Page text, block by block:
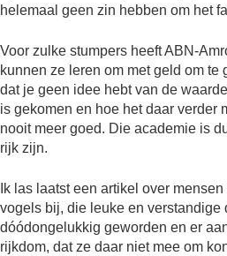
helemaal geen zin hebben om het
Voor zulke stumpers heeft ABN-
kunnen ze leren om met geld om
dat je geen idee hebt van de
is gekomen en hoe het daar verder
nooit meer goed. Die academie is
rijk zijn.
Ik las laatst een artikel over
vogels bij, die leuke en
dóódongelukkig geworden en er
rijkdom, dat ze daar niet mee om